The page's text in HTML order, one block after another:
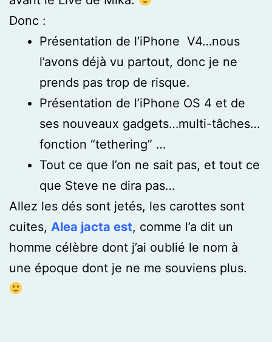
Donc :
Présentation de l’iPhone V4…nous
l’avons déjà vu partout, donc je ne
prends pas trop de risque.
Présentation de l’iPhone OS 4 et de
ses nouveaux gadgets…multi-tâches…
fonction “tethering” …
Tout ce que l’on ne sait pas, et tout ce
que Steve ne dira pas…
Allez les dés sont jetés, les carottes sont
cuites, Alea jacta est, comme l’a dit un
homme célèbre dont j’ai oublié le nom à
une époque dont je ne me souviens plus.